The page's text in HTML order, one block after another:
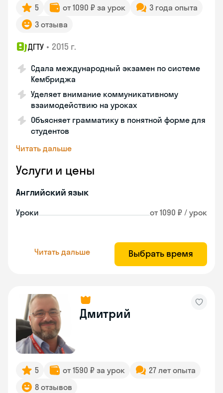
5 от 1090 ₽ за урок
3 года опыта
3 отзыва
ДГТУ • 2015 г.
Сдала международный экзамен по системе
Кембриджа
Уделяет внимание коммуникативному
взаимодействию на уроках
Объясняет грамматику в понятной форме для
студентов
Читать дальше
Услуги и цены
Английский язык
Уроки от 1090 ₽ / урок
Читать дальше Выбрать время
Дмитрий
5 от 1590 ₽ за урок
27 лет опыта
8 отзывов